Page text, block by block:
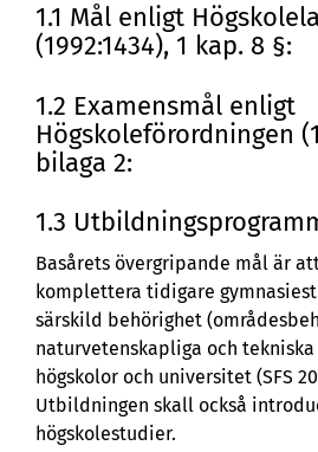
1.1 Mål enligt
(1992:1434), 1 kap. 8 §:
1.2 Examensmål enligt
Högskoleförordningen
bilaga 2:
1.3
Basårets övergripande mål är
komplettera tidigare
särskild behörighet
naturvetenskapliga och
högskolor och universitet (SFS
Utbildningen skall också
högskolestudier.